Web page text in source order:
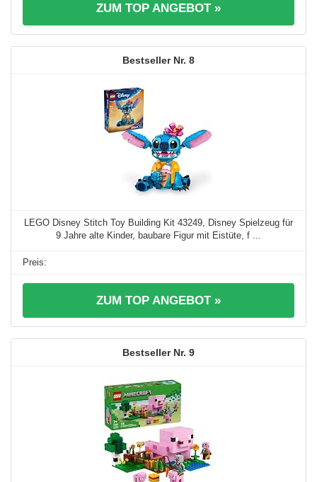
ZUM TOP ANGEBOT »
8
LEGO Disney Stitch Toy Building Kit 43249, Disney Spielzeug für
9 Jahre alte Kinder, baubare Figur mit Eistüte, f ...
ZUM TOP ANGEBOT »
9